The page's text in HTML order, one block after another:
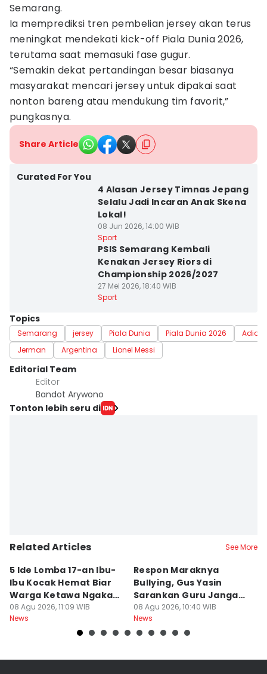
Semarang.
Ia memprediksi tren pembelian jersey akan terus
meningkat mendekati kick-off Piala Dunia 2026,
terutama saat memasuki fase gugur.
“Semakin dekat pertandingan besar biasanya
masyarakat mencari jersey untuk dipakai saat
nonton bareng atau mendukung tim favorit,”
pungkasnya.
Share Article
Curated For You
4 Alasan Jersey Timnas Jepang
Selalu Jadi Incaran Anak Skena
Lokal!
08 Jun 2026, 14:00 WIB
Sport
PSIS Semarang Kembali
Kenakan Jersey Riors di
Championship 2026/2027
27 Mei 2026, 18:40 WIB
Sport
Topics
Semarang jersey Piala Dunia Piala Dunia 2026
Jerman
Argentina Lionel Messi
Editorial Team
Editor
Bandot Arywono
Tonton lebih seru di
Related Articles See More
5 Ide Lomba 17-an Ibu-
Ibu Kocak Hemat Biar
Warga Ketawa Ngakak
Pas Hari Kemerdekaan
08 Agu 2026, 11:09 WIB
News
Respon Maraknya
Bullying, Gus Yasin
Sarankan Guru Jangan
Bebani Siswa
08 Agu 2026, 10:40 WIB
News